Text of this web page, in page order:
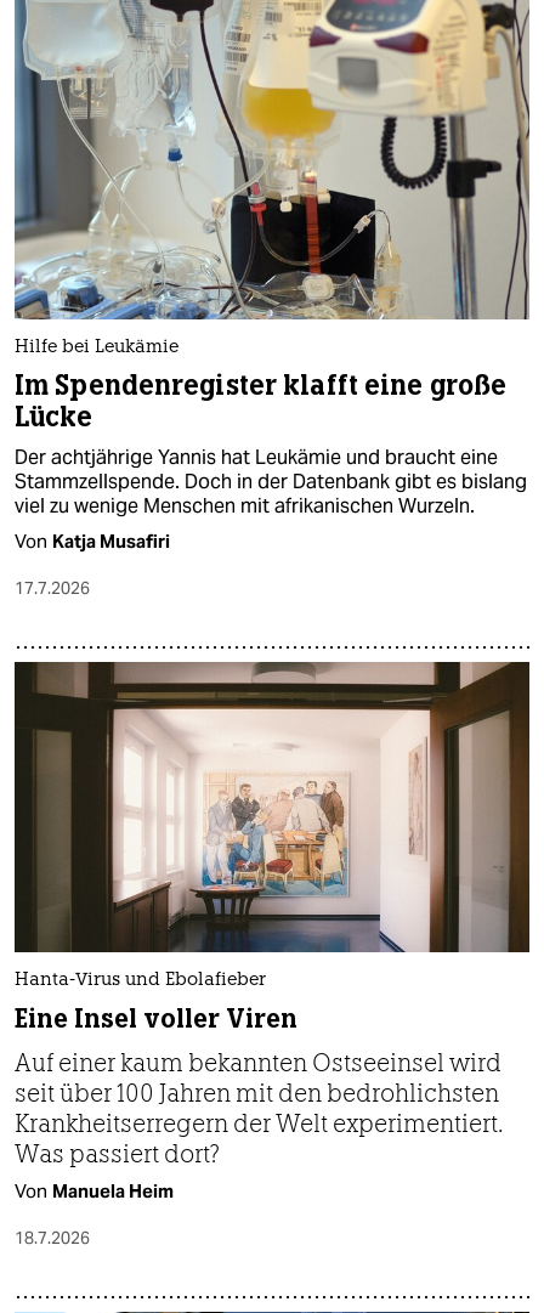
Hilfe bei Leukämie
Im Spendenregister klafft eine große
Lücke
Der achtjährige Yannis hat Leukämie und braucht eine
Stammzellspende. Doch in der Datenbank gibt es bislang
viel zu wenige Menschen mit afrikanischen Wurzeln.
Von Katja Musafiri
17.7.2026
Hanta-Virus und Ebolafieber
Eine Insel voller Viren
Auf einer kaum bekannten Ostseeinsel wird
seit über 100 Jahren mit den bedrohlichsten
Krankheitserregern der Welt experimentiert.
Was passiert dort?
Von Manuela Heim
18.7.2026